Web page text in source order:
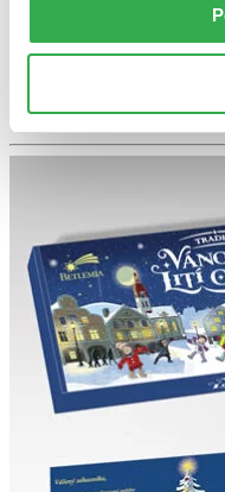
Túto knihu máme
posledné kusy. Ak ju
Vložiť do košíka